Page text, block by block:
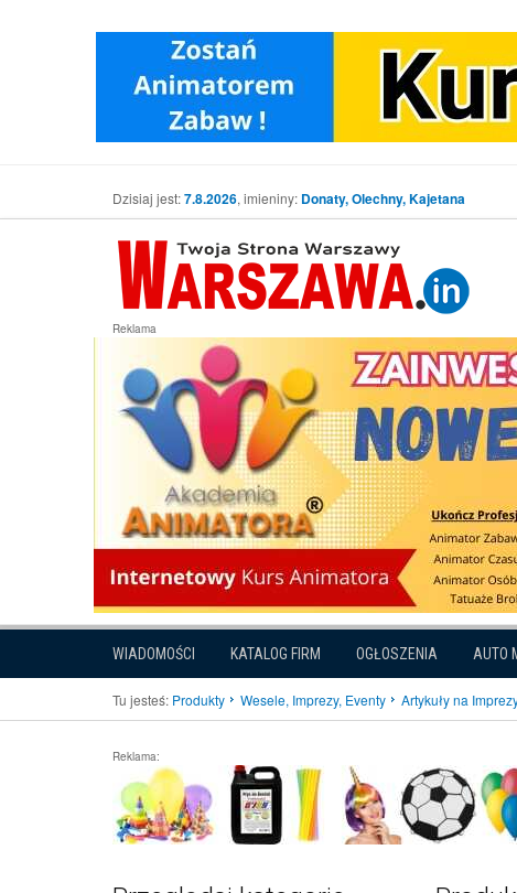
Dzisiaj jest:7.8.2026, imieniny: Donaty, Olechny, Kajetana
Reklama
WIADOMOŚCI KATALOG FIRM OGŁOSZENIA AUTO
Tu jesteś: Produkty Wesele, Imprezy, Eventy Artykuły na
Reklama: